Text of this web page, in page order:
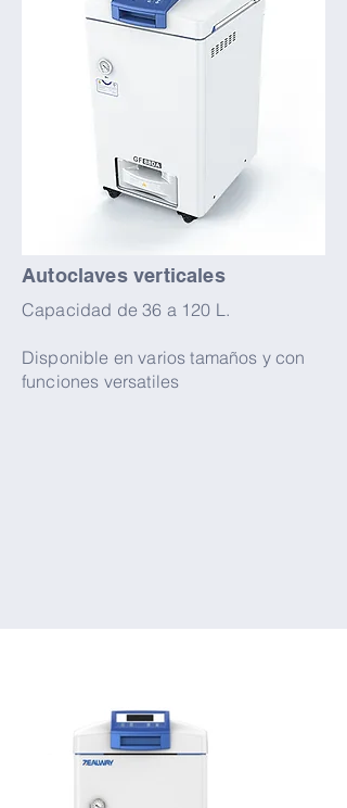
Autoclaves verticales
Capacidad de 36 a 120 L.
Disponible en varios tamaños y con
funciones versatiles